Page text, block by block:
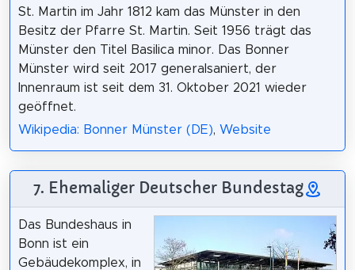
St. Martin im Jahr 1812 kam das Münster in den
Besitz der Pfarre St. Martin. Seit 1956 trägt das
Münster den Titel Basilica minor. Das Bonner
Münster wird seit 2017 generalsaniert, der
Innenraum ist seit dem 31. Oktober 2021 wieder
geöffnet.
Wikipedia: Bonner Münster (DE), Website
7. Ehemaliger Deutscher Bundestag
Das Bundeshaus in
Bonn ist ein
Gebäudekomplex, in